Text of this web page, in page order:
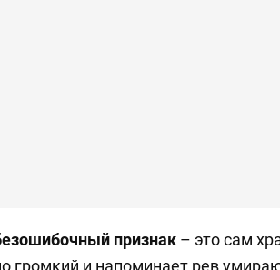
признак – это сам